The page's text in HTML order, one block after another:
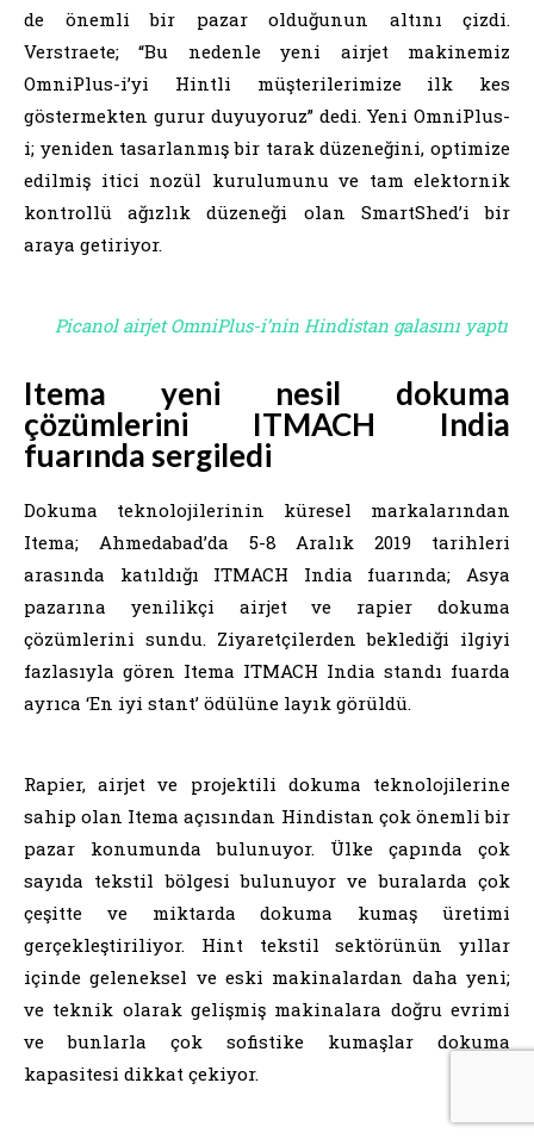
de önemli bir pazar olduğunun altını çizdi.
Verstraete; “Bu nedenle yeni airjet makinemiz
OmniPlus-i’yi Hintli müşterilerimize ilk kes
göstermekten gurur duyuyoruz” dedi. Yeni OmniPlus-
i; yeniden tasarlanmış bir tarak düzeneğini, optimize
edilmiş itici nozül kurulumunu ve tam elektornik
kontrollü ağızlık düzeneği olan SmartShed’i bir
araya getiriyor.
Picanol airjet OmniPlus-i’nin Hindistan galasını yaptı
Itema yeni nesil dokuma
çözümlerini ITMACH India
fuarında sergiledi
Dokuma teknolojilerinin küresel markalarından
Itema; Ahmedabad’da 5-8 Aralık 2019 tarihleri
arasında katıldığı ITMACH India fuarında; Asya
pazarına yenilikçi airjet ve rapier dokuma
çözümlerini sundu. Ziyaretçilerden beklediği ilgiyi
fazlasıyla gören Itema ITMACH India standı fuarda
ayrıca ‘En iyi stant’ ödülüne layık görüldü.
Rapier, airjet ve projektili dokuma teknolojilerine
sahip olan Itema açısından Hindistan çok önemli bir
pazar konumunda bulunuyor. Ülke çapında çok
sayıda tekstil bölgesi bulunuyor ve buralarda çok
çeşitte ve miktarda dokuma kumaş üretimi
gerçekleştiriliyor. Hint tekstil sektörünün yıllar
içinde geleneksel ve eski makinalardan daha yeni;
ve teknik olarak gelişmiş makinalara doğru evrimi
ve bunlarla çok sofistike kumaşlar dokuma
kapasitesi dikkat çekiyor.